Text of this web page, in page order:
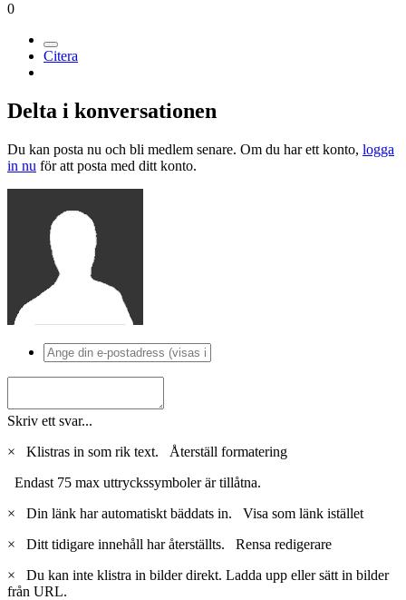
0
Citera
Delta i konversationen
Du kan posta nu och bli medlem senare. Om du har ett konto, logga
in nu för att posta med ditt konto.
Skriv ett svar...
×
Klistras in som rik text. Återställ formatering
Endast 75 max uttryckssymboler är tillåtna.
×
Din länk har automatiskt bäddats in. Visa som länk istället
×
Ditt tidigare innehåll har återställts. Rensa redigerare
×
Du kan inte klistra in bilder direkt. Ladda upp eller sätt in bilder
från URL.